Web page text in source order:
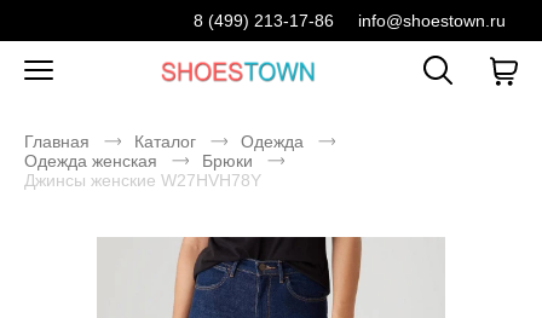
8 (499) 213-17-86 info@shoestown.ru
Главная Каталог
Одежда
Одежда женская
Брюки
Джинсы женские W27HVH78Y